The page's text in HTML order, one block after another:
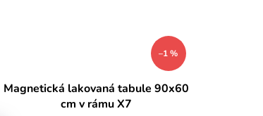
–1 %
Magnetická lakovaná tabule 90x60
cm v rámu X7